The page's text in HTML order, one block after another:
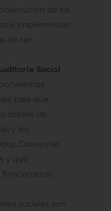
de los
e implementar
de ser
Social
para que
detalle las
y los
Conocerás
y qué
funcionando
sociales son